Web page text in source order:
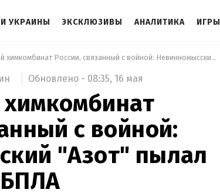
УКРАИНЫ ЭКСКЛЮЗИВЫ АНАЛИТИКА ИГРЫ
Крупнейший химкомбинат России, связанный с войной: Невинномысский "Азот" пылал после атаки БПЛА
Обновлено - 08:35, 16 мая
с войной:
"Азот" пылал